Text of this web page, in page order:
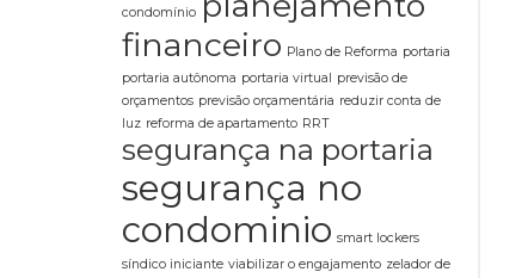
condomínio
financeiro Plano de Reforma portaria
portaria autônoma portaria virtual previsão de
orçamentos previsão orçamentária reduzir conta de
luz reforma de apartamento RRT
segurança na portaria
segurança no
condominio smart lockers
síndico iniciante viabilizar o engajamento zelador de